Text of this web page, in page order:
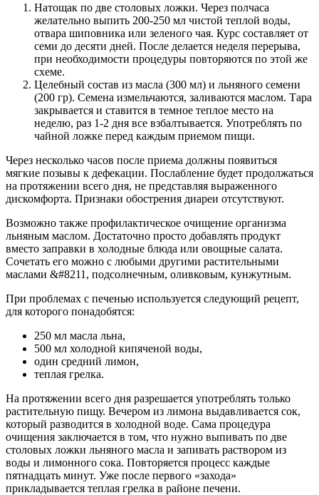
Натощак по две столовых ложки. Через полчаса
желательно выпить 200-250 мл чистой теплой воды,
отвара шиповника или зеленого чая. Курс составляет от
семи до десяти дней. После делается неделя перерыва,
при необходимости процедуры повторяются по этой же
схеме.
Целебный состав из масла (300 мл) и льняного семени
(200 гр). Семена измельчаются, заливаются маслом. Тара
закрывается и ставится в темное теплое место на
неделю, раз 1-2 дня все взбалтывается. Употреблять по
чайной ложке перед каждым приемом пищи.
Через несколько часов после приема должны появиться
мягкие позывы к дефекации. Послабление будет продолжаться
на протяжении всего дня, не представляя выраженного
дискомфорта. Признаки обострения диареи отсутствуют.
Возможно также профилактическое очищение организма
льняным маслом. Достаточно просто добавлять продукт
вместо заправки в холодные блюда или овощные салата.
Сочетать его можно с любыми другими растительными
маслами &#8211, подсолнечным, оливковым, кунжутным.
При проблемах с печенью используется следующий рецепт,
для которого понадобятся:
250 мл масла льна,
500 мл холодной кипяченой воды,
один средний лимон,
теплая грелка.
На протяжении всего дня разрешается употреблять только
растительную пищу. Вечером из лимона выдавливается сок,
который разводится в холодной воде. Сама процедура
очищения заключается в том, что нужно выпивать по две
столовых ложки льняного масла и запивать раствором из
воды и лимонного сока. Повторяется процесс каждые
пятнадцать минут. Уже после первого «захода»
прикладывается теплая грелка в районе печени.